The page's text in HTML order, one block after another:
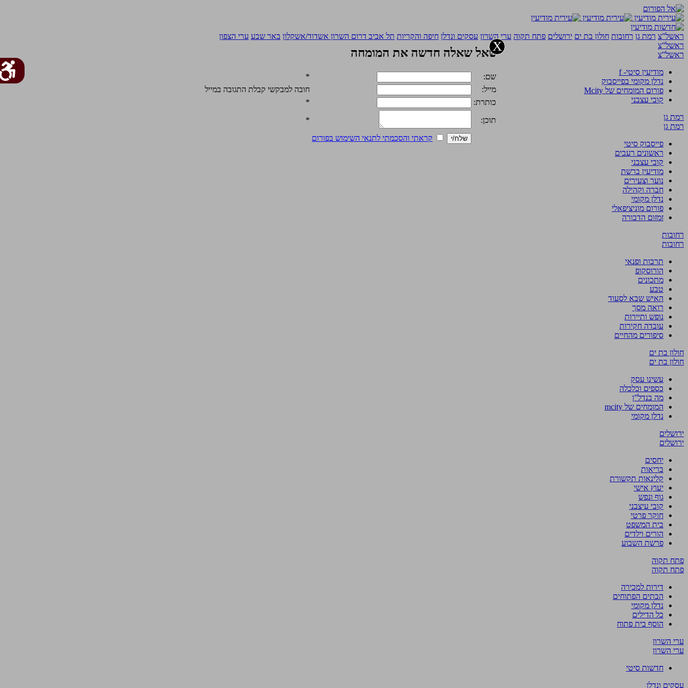
ראשל”צ רמת גן רחובות חולון בת ים ירושלים פתח תקוה ערי השרון עסקים ונדלן חיפה והקריות תל אביב דרום השרון אשדוד/אשקלון באר שבע ערי הצפון
ראשל”צ
ראשל”צ
מודיעין סיטי- f
נדלן מקומי בפייסבוק
פורום המומחים של Mcity
קובי עצבני
רמת גן
רמת גן
פייסבוק סיטי
ראשונים רעבים
קובי עצבני
מודיעין ברשת
נוער וצעירים
חברה וקהילה
נדלן מקומי
פורום מוניציפאלי
זמזום הדבורה
רחובות
רחובות
תרבות ופנאי
הורוסקופ
מתכונים
טבע
האיש שבא לסעוד
רואה מסך
נופש ותיירות
עובדה חקירות
סיפורים מהחיים
חולון בת ים
חולון בת ים
עשינו עסק
כספים וכלכלה
מה בנדל”ן
המומחים של mcity
נדלן מקומי
ירושלים
ירושלים
יחסים
בריאות
קלינאות תקשורת
יעוץ אישי
גוף ונפש
קובי עיצבני
חוקר פרטי
בית המשפט
הורים וילדים
פרשת השבוע
פתח תקוה
פתח תקוה
דירות למכירה
הבתים הפתוחים
נדלן מקומי
כל הדילים
הוסף בית פתוח
ערי השרון
ערי השרון
חדשות סיטי
עסקים ונדלן
Xשאל שאלה חדשה את המומחה
שם:
*
מייל:
חובה למבקשי קבלת התגובה במייל
כותרת:
*
תוכן: *
קראתי והסכמתי לתנאי השימוש בפורום